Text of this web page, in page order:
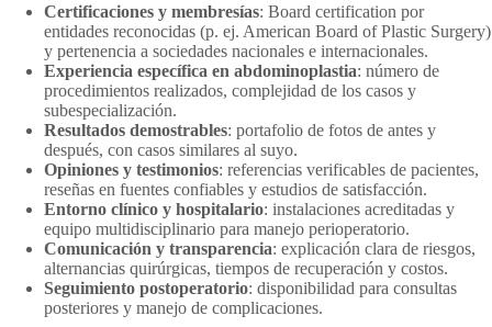
Certificaciones y membresías: Board certification por
entidades reconocidas (p. ej. American Board of Plastic Surgery)
y pertenencia a sociedades nacionales e internacionales.
Experiencia específica en abdominoplastia: número de
procedimientos realizados, complejidad de los casos y
subespecialización.
Resultados demostrables: portafolio de fotos de antes y
después, con casos similares al suyo.
Opiniones y testimonios: referencias verificables de pacientes,
reseñas en fuentes confiables y estudios de satisfacción.
Entorno clínico y hospitalario: instalaciones acreditadas y
equipo multidisciplinario para manejo perioperatorio.
Comunicación y transparencia: explicación clara de riesgos,
alternancias quirúrgicas, tiempos de recuperación y costos.
Seguimiento postoperatorio: disponibilidad para consultas
posteriores y manejo de complicaciones.